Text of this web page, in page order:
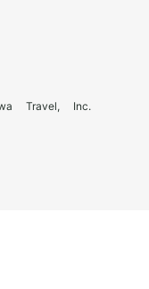
Travel, Inc.